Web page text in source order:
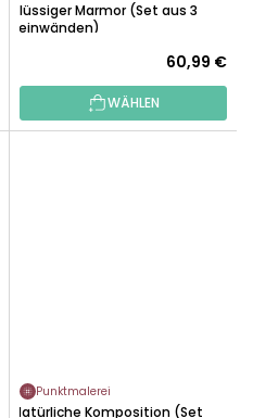
Flüssiger Marmor (Set aus 3
Leinwänden)
60,99 €
WÄHLEN
Punktmalerei
Natürliche Komposition (Set